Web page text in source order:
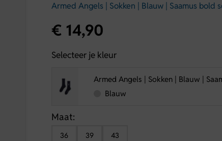
Armed Angels | Sokken | Blauw | Saamus bold
€ 14,90
Selecteer je kleur
Armed Angels | Sokken | Blauw |
Blauw
Maat:
36 39 43